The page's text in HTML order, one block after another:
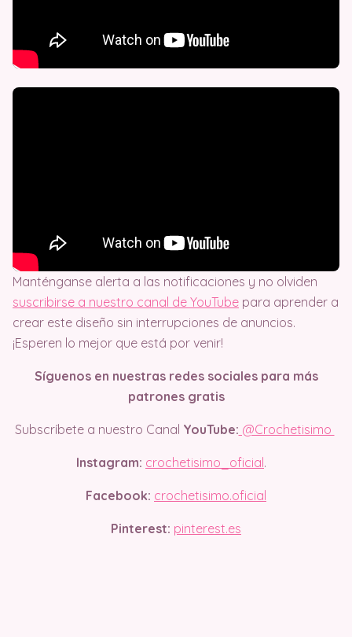
Manténganse alerta a las notificaciones y no olviden
suscribirse a nuestro canal de YouTube para aprender a
crear este diseño sin interrupciones de anuncios.
¡Esperen lo mejor que está por venir!
Síguenos en nuestras redes sociales para más
patrones gratis
Subscríbete a nuestro Canal YouTube: @Crochetisimo
Instagram: crochetisimo_oficial .
Facebook: crochetisimo.oficial
Pinterest: pinterest.es